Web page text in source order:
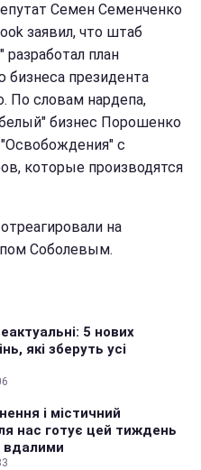
Семен Семенченко
заявил, что штаб
план
бизнеса президента
По словам нардепа,
бизнес Порошенко
с
которые производятся
на
Соболевым.
5 нових
які зберуть усі
і містичний
нас готує цей тиждень
вдалими